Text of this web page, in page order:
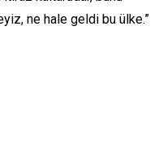
ne hale geldi bu ülke.”